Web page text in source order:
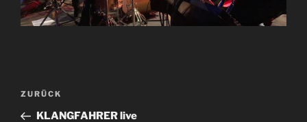
Beitragsnavigation
Vorheriger
Beitrag
ZURÜCK
KLANGFAHRER live